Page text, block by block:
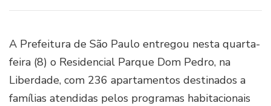
A Prefeitura de São Paulo entregou nesta quarta-
feira (8) o Residencial Parque Dom Pedro, na
Liberdade, com 236 apartamentos destinados a
famílias atendidas pelos programas habitacionais